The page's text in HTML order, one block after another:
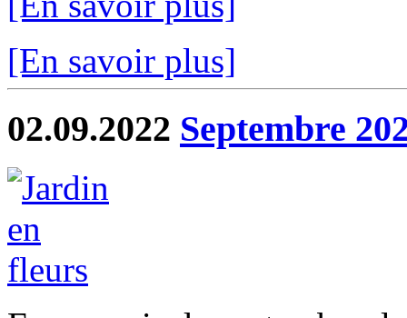
[En savoir plus]
02.09.2022 Septembre